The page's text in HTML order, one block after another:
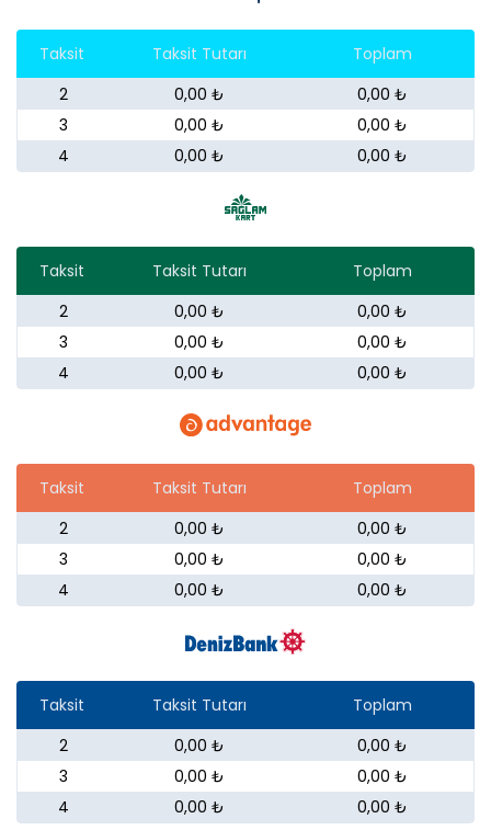
Taksit Taksit Tutarı
Toplam
2
0,00 ₺
0,00 ₺
3
0,00 ₺
0,00 ₺
4
0,00 ₺ 0,00 ₺
Taksit Taksit Tutarı
Toplam
2
0,00 ₺
0,00 ₺
3
0,00 ₺
0,00 ₺
4
0,00 ₺ 0,00 ₺
Taksit Taksit Tutarı
Toplam
2
0,00 ₺
0,00 ₺
3
0,00 ₺
0,00 ₺
4
0,00 ₺ 0,00 ₺
Taksit Taksit Tutarı
Toplam
2
0,00 ₺
0,00 ₺
3
0,00 ₺
0,00 ₺
4
0,00 ₺ 0,00 ₺